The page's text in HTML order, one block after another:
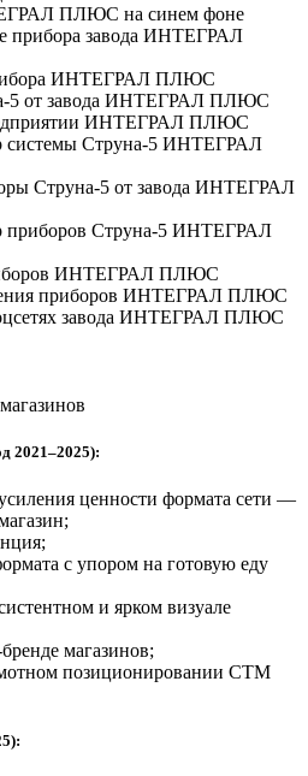
2021–2025):
ценности формата сети —
с упором на готовую еду
и ярком визуале
магазинов;
позиционировании СТМ